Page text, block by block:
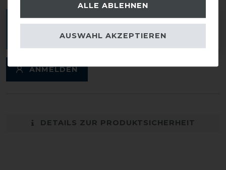
Melde dich an, um eine Kundenrezension zu
ANMELDEN
DETAILS ZUR PRODUKTSICHERHEIT
ALLE ABLEHNEN
AUSWAHL AKZEPTIEREN